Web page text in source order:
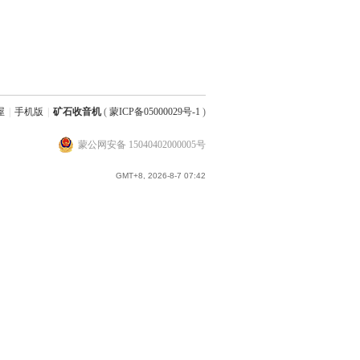
手机版 矿石收音机( 蒙ICP备05000029号-1 )
蒙公网安备 15040402000005号
GMT+8, 2026-8-7 07:42